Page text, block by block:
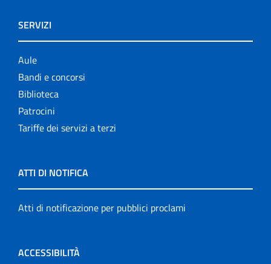
SERVIZI
Aule
Bandi e concorsi
Biblioteca
Patrocini
Tariffe dei servizi a terzi
ATTI DI NOTIFICA
Atti di notificazione per pubblici proclami
ACCESSIBILITÀ